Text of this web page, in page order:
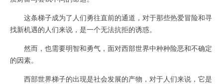
这条梯子成为了人们勇往直前的通道，对于那些热爱冒险和寻
找新机遇的人们来说，是一个无法抗拒的诱惑。
然而，也需要明智和勇气，面对西部世界中种种险恶和不确定
的因素。
西部世界梯子的出现是社会发展的产物，对于人们来说，它是